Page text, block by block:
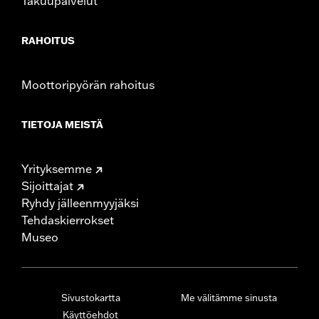
RAHOITUS
Moottoripyörän rahoitus
TIETOJA MEISTÄ
Yrityksemme
Sijoittajat
Ryhdy jälleenmyyjäksi
Tehdaskierrokset
Museo
Sivustokartta
Käyttöehdot
Me välitämme sinusta